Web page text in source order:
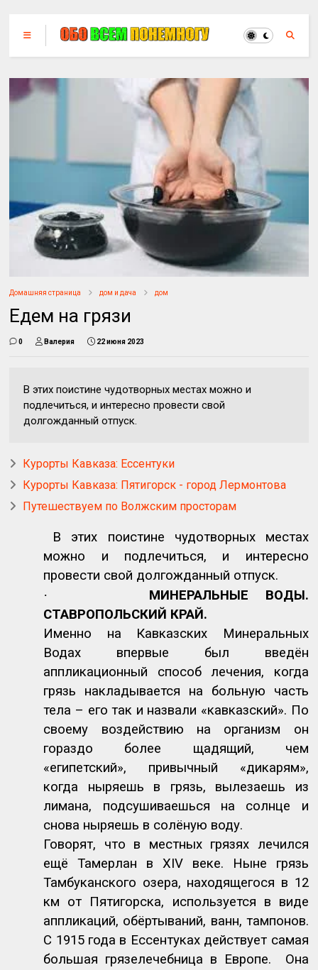
Домашняя страница дом и дача дом
Едем на грязи
0 Валерия 22 июня 2023
В этих поистине чудотворных местах можно и
подлечиться, и интересно провести свой
долгожданный отпуск.
Курорты Кавказа: Ессентуки
Курорты Кавказа: Пятигорск - город Лермонтова
Путешествуем по Волжским просторам
В этих поистине чудотворных местах
можно и подлечиться, и интересно
провести свой долгожданный отпуск.
·
МИНЕРАЛЬНЫЕ ВОДЫ.
СТАВРОПОЛЬСКИЙ КРАЙ.
Именно на Кавказских Минеральных
Водах впервые был введён
аппликационный способ лечения, когда
грязь накладывается на больную часть
тела – его так и назвали «кавказский». По
своему воздействию на организм он
гораздо более щадящий, чем
«египетский», привычный «дикарям»,
когда ныряешь в грязь, вылезаешь из
лимана, подсушиваешься на солнце и
снова ныряешь в солёную воду.
Говорят, что в местных грязях лечился
ещё Тамерлан в XIV веке. Ныне грязь
Тамбуканского озера, находящегося в 12
км от Пятигорска, используется в виде
аппликаций, обёртываний, ванн, тампонов.
С 1915 года в Ессентуках действует самая
большая грязелечебница в Европе.
Она